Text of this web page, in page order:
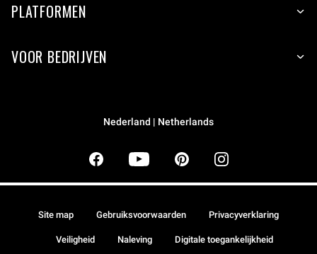
PLATFORMEN
VOOR BEDRIJVEN
Nederland | Netherlands
Site map Gebruiksvoorwaarden Privacyverklaring
Veiligheid Naleving Digitale toegankelijkheid